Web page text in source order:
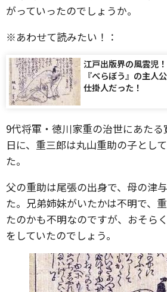
がっていったのでしょうか。
※あわせて読みたい！：
江戸出版界の風雲児
『べらぼう』の主人
仕掛人だった！
9代将軍・徳川家重の治世にあた
日に、重三郎は丸山重助の子として
た。
父の重助は尾張の出身で、母の津
た。兄弟姉妹がいたかは不明で、
たのかも不明なのですが、おそら
をしていたのでしょう。